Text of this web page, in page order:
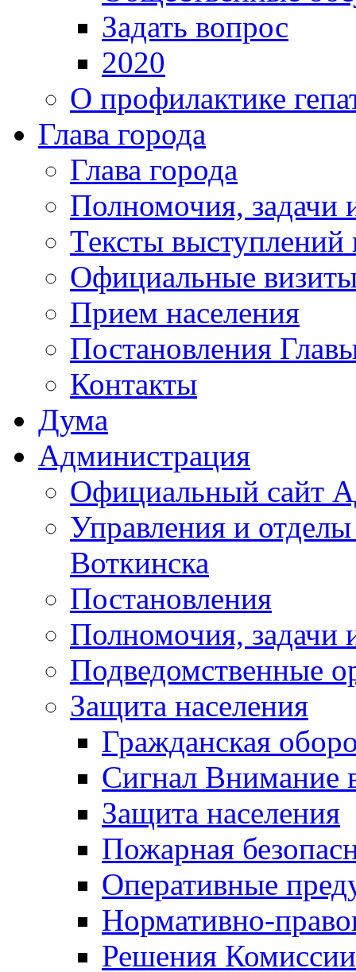
Задать вопрос
2020
О профилактике
Глава города
Глава города
Полномочия, задачи
Тексты выступлений
Официальные
Прием населения
Постановления
Контакты
Дума
Администрация
Официальный сайт
Управления и
Воткинска
Постановления
Полномочия, задачи
Подведомственные
Защита населения
Гражданская
Сигнал Внимание
Защита населения
Пожарная
Оперативные
Нормативно-
Решения